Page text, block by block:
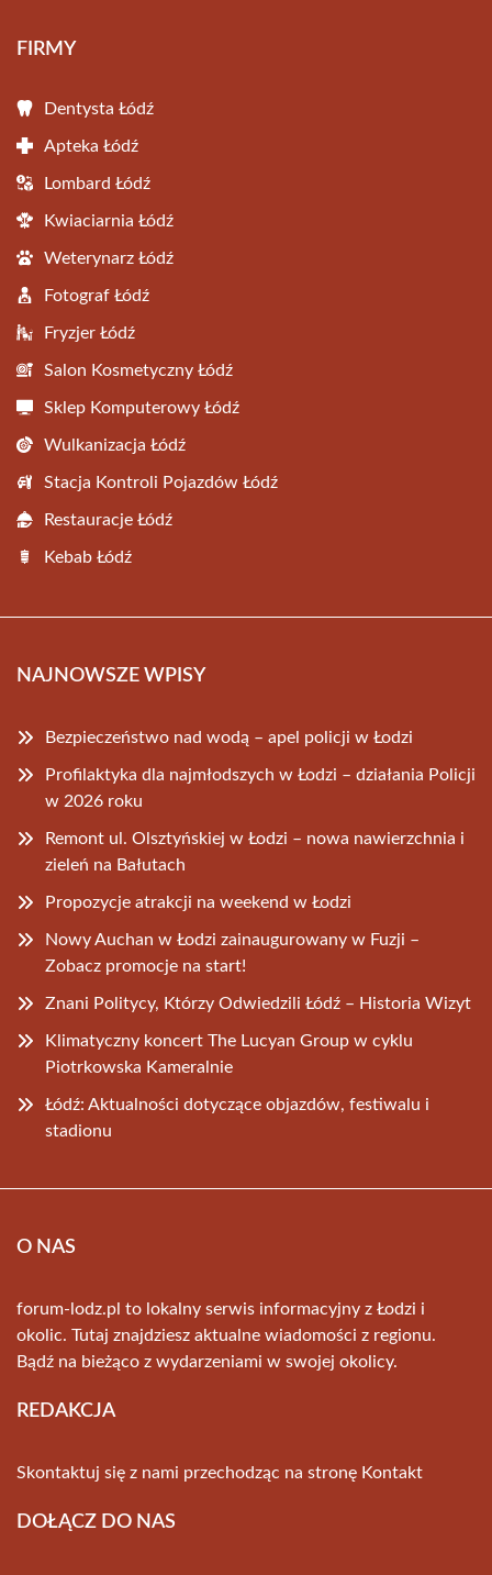
FIRMY
Dentysta Łódź
Apteka Łódź
Lombard Łódź
Kwiaciarnia Łódź
Weterynarz Łódź
Fotograf Łódź
Fryzjer Łódź
Salon Kosmetyczny Łódź
Sklep Komputerowy Łódź
Wulkanizacja Łódź
Stacja Kontroli Pojazdów Łódź
Restauracje Łódź
Kebab Łódź
NAJNOWSZE WPISY
Bezpieczeństwo nad wodą – apel policji w Łodzi
Profilaktyka dla najmłodszych w Łodzi – działania Policji
w 2026 roku
Remont ul. Olsztyńskiej w Łodzi – nowa nawierzchnia i
zieleń na Bałutach
Propozycje atrakcji na weekend w Łodzi
Nowy Auchan w Łodzi zainaugurowany w Fuzji –
Zobacz promocje na start!
Znani Politycy, Którzy Odwiedzili Łódź – Historia Wizyt
Klimatyczny koncert The Lucyan Group w cyklu
Piotrkowska Kameralnie
Łódź: Aktualności dotyczące objazdów, festiwalu i
stadionu
O NAS
forum-lodz.pl to lokalny serwis informacyjny z Łodzi i
okolic. Tutaj znajdziesz aktualne wiadomości z regionu.
Bądź na bieżąco z wydarzeniami w swojej okolicy.
REDAKCJA
Skontaktuj się z nami przechodząc na stronę Kontakt
DOŁĄCZ DO NAS